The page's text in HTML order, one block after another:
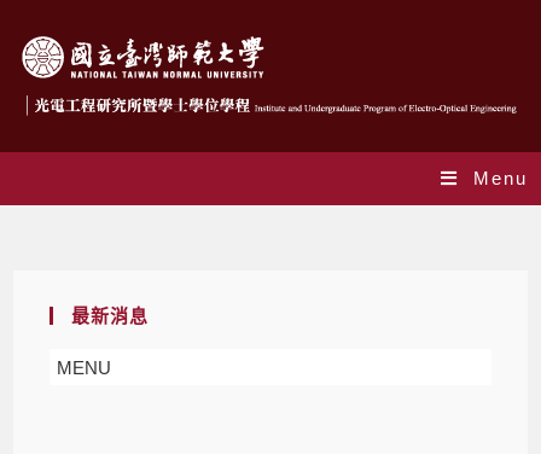
Menu
最新消息
MENU